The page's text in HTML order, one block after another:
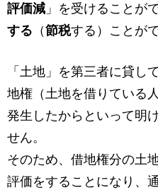
評価減 」を受けることが
する （節税する）ことが
「土地」を第三者に貸し
地権（土地を借りている
発生したからといって明
せん。
そのため、借地権分の土
評価をすることになり、